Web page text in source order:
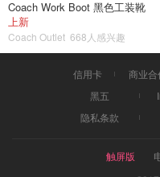
Coach Work Boot 黑色工装靴
上新
Coach Outlet 668人感兴趣
信用卡 商业合
黑五
隐私条款
触屏版